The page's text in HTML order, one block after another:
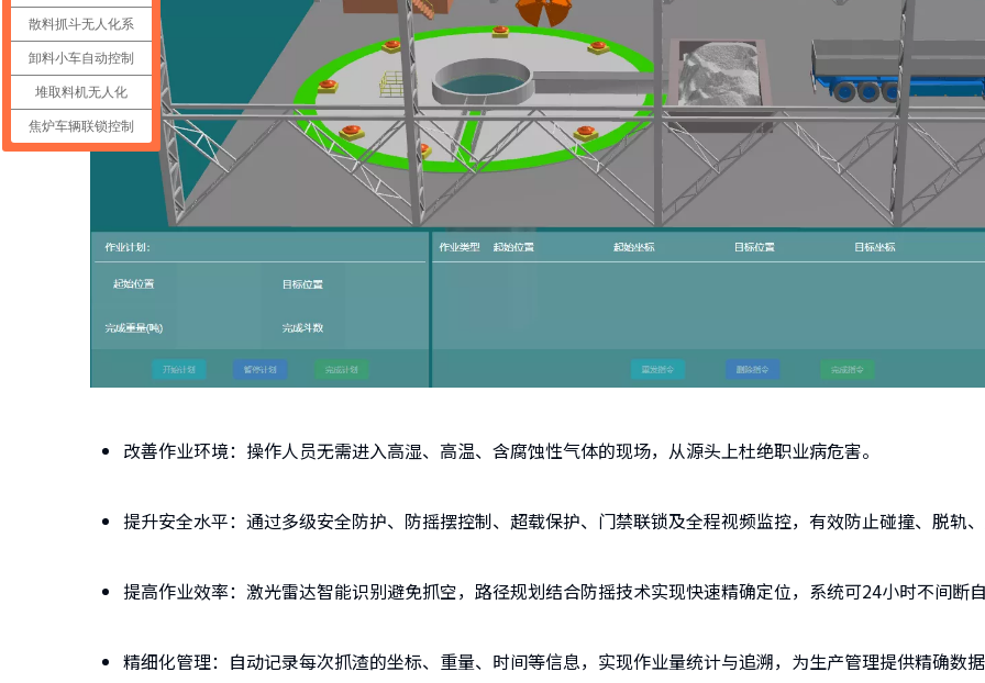
改善作业环境：操作人员无需进入高湿、高温、含腐蚀性气体的现场，从源头上杜绝职业病危害。
提升安全水平：通过多级安全防护、防摇摆控制、超载保护、门禁联锁及全程视频监控，有效防止碰撞、脱轨、
提高作业效率：激光雷达智能识别避免抓空，路径规划结合防摇技术实现快速精确定位，系统可24小时不间断自
精细化管理：自动记录每次抓渣的坐标、重量、时间等信息，实现作业量统计与追溯，为生产管理提供精确数
散料抓斗无人化系
卸料小车自动控制
堆取料机无人化
焦炉车辆联锁控制